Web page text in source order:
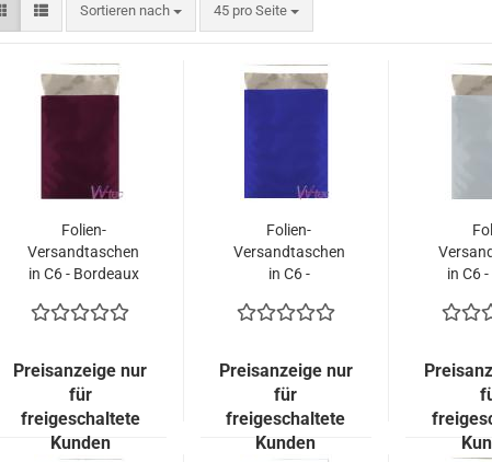
Sortieren nach
Sortieren nach 45 pro Seite
pro Seite
Folien-
Versandtaschen
in C6 - Bordeaux
Kuverts = 53,00
Preisanzeige nur
für
freigeschaltete
Kunden
Folien-
Versandtaschen
in C6 -
(100 Kuverts =
Preisanzeige nur
für
freigeschaltete
Kunden
in C6